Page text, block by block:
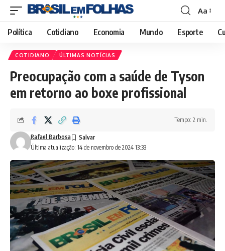
Font
Resizer
Aa
Política Cotidiano Economia Mundo Esporte
COTIDIANO ÚLTIMAS NOTÍCIAS
Preocupação com a saúde de Tyson
em retorno ao boxe profissional
Última atualização: 14 de novembro de 2024 13:33
Rafael Barbosa
Tempo: 2 min.